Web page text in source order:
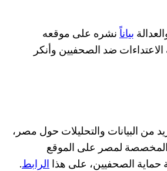
بياناًنشره على موقعه
ضد الصحفيين وأنكر
من البيانات والتحليلات حول مصر،
لمصر على الموقع
حماية الصحفيين، على هذاالرابط.